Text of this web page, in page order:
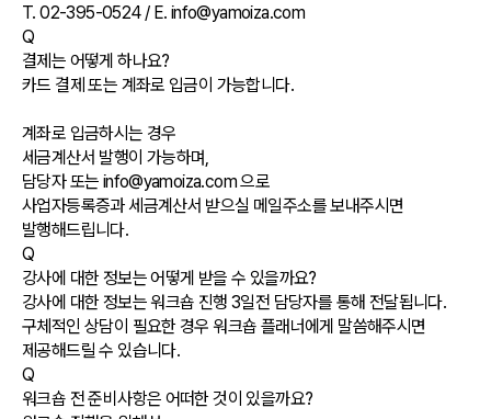
T. 02-395-0524 / E. info@yamoiza.com
Q
결제는 어떻게 하나요?
카드 결제 또는 계좌로 입금이 가능합니다.
계좌로 입금하시는 경우
세금계산서 발행이 가능하며,
담당자 또는 info@yamoiza.com 으로
사업자등록증과 세금계산서 받으실 메일주소를 보내주시면
발행해드립니다.
Q
강사에 대한 정보는 어떻게 받을 수 있을까요?
강사에 대한 정보는 워크숍 진행 3일전 담당자를 통해 전달됩니다.
구체적인 상담이 필요한 경우 워크숍 플래너에게 말씀해주시면
제공해드릴 수 있습니다.
Q
워크숍 전 준비사항은 어떠한 것이 있을까요?